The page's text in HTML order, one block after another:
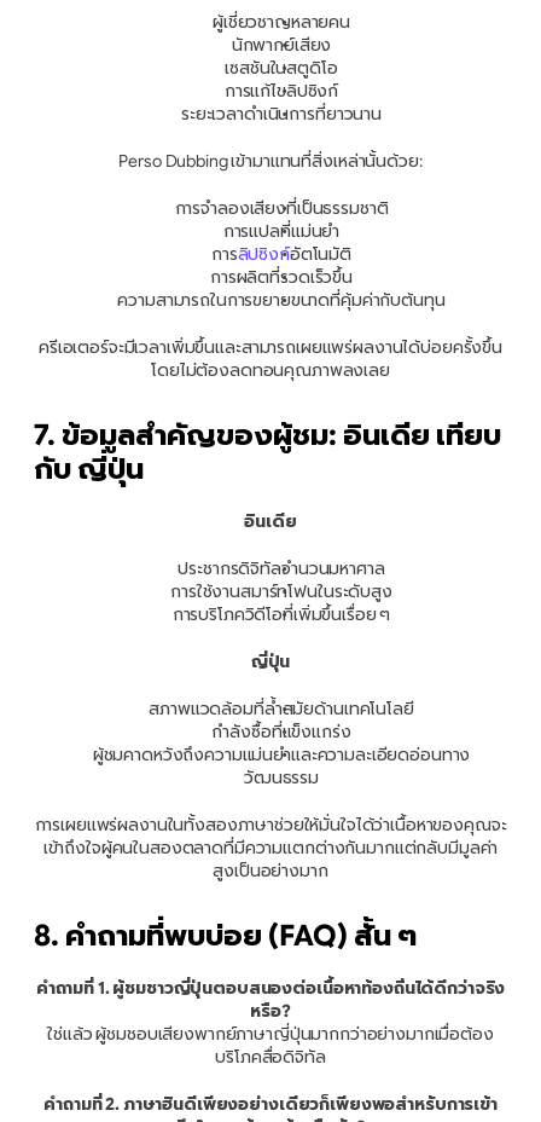
ผู้เชี่ยวชาญหลายคน
นักพากย์เสียง
เซสชันในสตูดิโอ
การแก้ไขลิปซิงก์
ระยะเวลาดำเนินการที่ยาวนาน
Perso Dubbing เข้ามาแทนที่สิ่งเหล่านั้นด้วย:
การจำลองเสียงที่เป็นธรรมชาติ
การแปลที่แม่นยำ
การลิปซิงก์อัตโนมัติ
การผลิตที่รวดเร็วขึ้น
ความสามารถในการขยายขนาดที่คุ้มค่ากับต้นทุน
ครีเอเตอร์จะมีเวลาเพิ่มขึ้นและสามารถเผยแพร่ผลงานได้บ่อยครั้งขึ้น
โดยไม่ต้องลดทอนคุณภาพลงเลย
7. ข้อมูลสำคัญของผู้ชม: อินเดีย เทียบ
กับ ญี่ปุ่น
อินเดีย
ประชากรดิจิทัลจำนวนมหาศาล
การใช้งานสมาร์ทโฟนในระดับสูง
การบริโภควิดีโอที่เพิ่มขึ้นเรื่อย ๆ
ญี่ปุ่น
สภาพแวดล้อมที่ล้ำสมัยด้านเทคโนโลยี
กำลังซื้อที่แข็งแกร่ง
ผู้ชมคาดหวังถึงความแม่นยำและความละเอียดอ่อนทาง
วัฒนธรรม
การเผยแพร่ผลงานในทั้งสองภาษาช่วยให้มั่นใจได้ว่าเนื้อหาของคุณจะ
เข้าถึงใจผู้คนในสองตลาดที่มีความแตกต่างกันมากแต่กลับมีมูลค่า
สูงเป็นอย่างมาก
8. คำถามที่พบบ่อย (FAQ) สั้น ๆ
คำถามที่ 1. ผู้ชมชาวญี่ปุ่นตอบสนองต่อเนื้อหาท้องถิ่นได้ดีกว่าจริง
หรือ?
ใช่แล้ว ผู้ชมชอบเสียงพากย์ภาษาญี่ปุ่นมากกว่าอย่างมากเมื่อต้อง
บริโภคสื่อดิจิทัล
คำถามที่ 2. ภาษาฮินดีเพียงอย่างเดียวก็เพียงพอสำหรับการเข้า